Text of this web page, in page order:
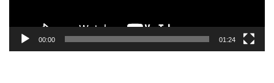
00:00 01:24